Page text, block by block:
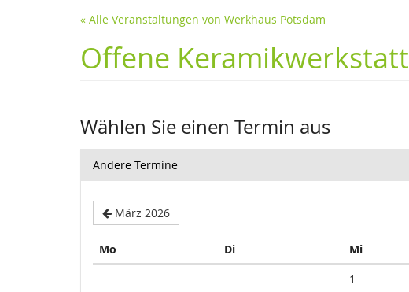
« Alle Veranstaltungen von Werkhaus Potsdam
Offene Keramikwerkstatt
Wählen Sie einen Termin aus
Andere Termine
März 2026
Mo DiDienstag MiMittwoch
1